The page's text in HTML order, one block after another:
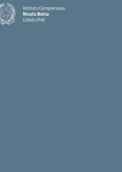
Istituto Comprensivo
Nicola Botta
Cefalù (PA)